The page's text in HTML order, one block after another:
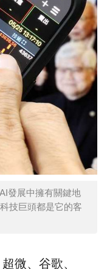
發展中擁有關鍵地
技巨頭都是它的客
微、谷歌、